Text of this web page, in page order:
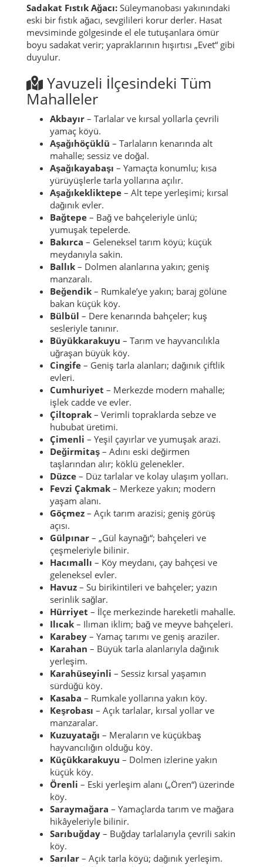
Sadakat Fıstık Ağacı: Süleymanobası yakınındaki
eski bir fıstık ağacı, sevgilileri korur derler. Hasat
mevsiminde gölgesinde el ele tutuşanlara ömür
boyu sadakat verir; yapraklarının hışırtısı „Evet“ gibi
duyulur.
Yavuzeli İlçesindeki Tüm
Mahalleler
Akbayır – Tarlalar ve kırsal yollarla çevrili
yamaç köyü.
Aşağıhöçüklü – Tarlaların kenarında alt
mahalle; sessiz ve doğal.
Aşağıkayabaşı – Yamaçta konumlu; kısa
yürüyüşlerle tarla yollarına açılır.
Aşağıkekliktepe – Alt tepe yerleşimi; kırsal
dağınık evler.
Bağtepe – Bağ ve bahçeleriyle ünlü;
yumuşak tepelerde.
Bakırca – Geleneksel tarım köyü; küçük
meydanıyla sakin.
Ballık – Dolmen alanlarına yakın; geniş
manzaralı.
Beğendik – Rumkale’ye yakın; baraj gölüne
bakan küçük köy.
Bülbül – Dere kenarında bahçeler; kuş
sesleriyle tanınır.
Büyükkarakuyu – Tarım ve hayvancılıkla
uğraşan büyük köy.
Cingife – Geniş tarla alanları; dağınık çiftlik
evleri.
Cumhuriyet – Merkezde modern mahalle;
işlek cadde ve evler.
Çiltoprak – Verimli topraklarda sebze ve
hububat üretimi.
Çimenli – Yeşil çayırlar ve yumuşak arazi.
Değirmitaş – Adını eski değirmen
taşlarından alır; köklü gelenekler.
Düzce – Düz tarlalar ve kolay ulaşım yolları.
Fevzi Çakmak – Merkeze yakın; modern
yaşam alanı.
Göçmez – Açık tarım arazisi; geniş görüş
açısı.
Gülpınar – „Gül kaynağı“; bahçeleri ve
çeşmeleriyle bilinir.
Hacımallı – Köy meydanı, çay bahçesi ve
geleneksel evler.
Havuz – Su birikintileri ve bahçeler; yazın
serinlik sağlar.
Hürriyet – İlçe merkezinde hareketli mahalle.
Ilıcak – Ilıman iklim; bağ ve meyve bahçeleri.
Karabey – Yamaç tarımı ve geniş araziler.
Karahan – Büyük tarla alanlarıyla dağınık
yerleşim.
Karahüseyinli – Sessiz kırsal yaşamın
sürdüğü köy.
Kasaba – Rumkale yollarına yakın köy.
Keşrobası – Açık tarlalar, kırsal yollar ve
manzaralar.
Kuzuyatağı – Meraların ve küçükbaş
hayvancılığın olduğu köy.
Küçükkarakuyu – Dolmen izlerine yakın
küçük köy.
Örenli – Eski yerleşim alanı („Ören“) üzerinde
köy.
Saraymağara – Yamaçlarda tarım ve mağara
hikâyeleriyle bilinir.
Sarıbuğday – Buğday tarlalarıyla çevrili sakin
köy.
Sarılar – Açık tarla köyü; dağınık yerleşim.